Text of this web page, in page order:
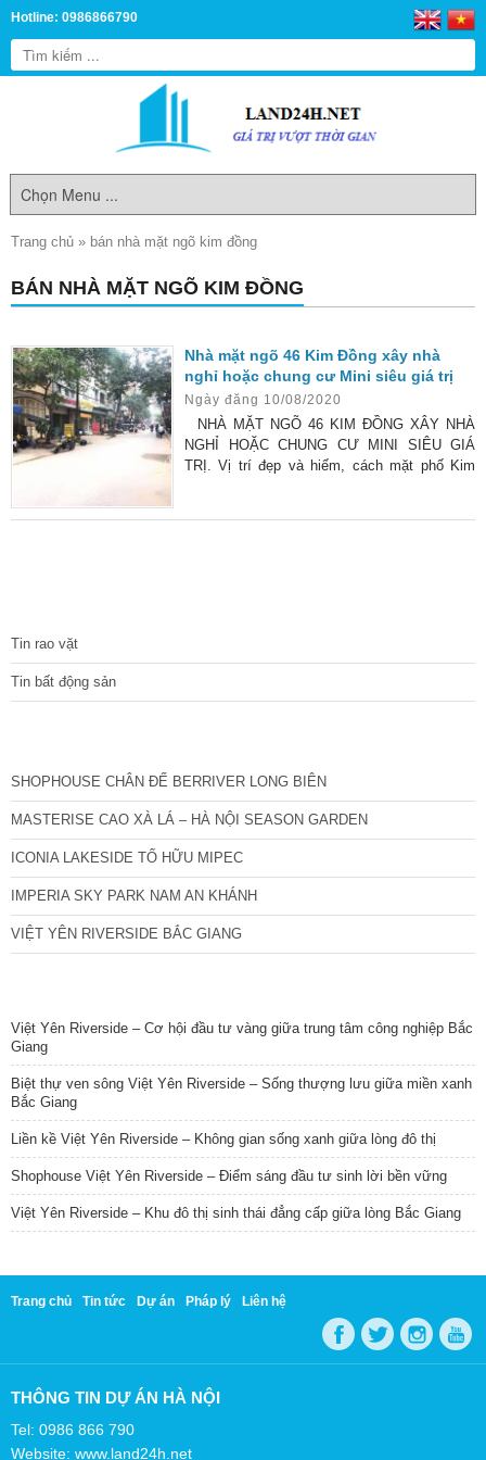
Hotline: 0986866790
Trang chủ » bán nhà mặt ngõ kim đồng
BÁN NHÀ MẶT NGÕ KIM ĐỒNG
Nhà mặt ngõ 46 Kim Đồng xây nhà
nghỉ hoặc chung cư Mini siêu giá trị
Ngày đăng 10/08/2020
NHÀ MẶT NGÕ 46 KIM ĐỒNG XÂY NHÀ
NGHỈ HOẶC CHUNG CƯ MINI SIÊU GIÁ
TRỊ. Vị trí đẹp và hiếm, cách mặt phố Kim
Tin rao vặt
Tin bất động sản
SHOPHOUSE CHÂN ĐẾ BERRIVER LONG BIÊN
MASTERISE CAO XÀ LÁ – HÀ NỘI SEASON GARDEN
ICONIA LAKESIDE TỐ HỮU MIPEC
IMPERIA SKY PARK NAM AN KHÁNH
VIỆT YÊN RIVERSIDE BẮC GIANG
Việt Yên Riverside – Cơ hội đầu tư vàng giữa trung tâm công nghiệp Bắc
Giang
Biệt thự ven sông Việt Yên Riverside – Sống thượng lưu giữa miền xanh
Bắc Giang
Liền kề Việt Yên Riverside – Không gian sống xanh giữa lòng đô thị
Shophouse Việt Yên Riverside – Điểm sáng đầu tư sinh lời bền vững
Việt Yên Riverside – Khu đô thị sinh thái đẳng cấp giữa lòng Bắc Giang
Trang chủ Tin tức Dự án Pháp lý Liên hệ
THÔNG TIN DỰ ÁN HÀ NỘI
Tel: 0986 866 790
Website: www.land24h.net